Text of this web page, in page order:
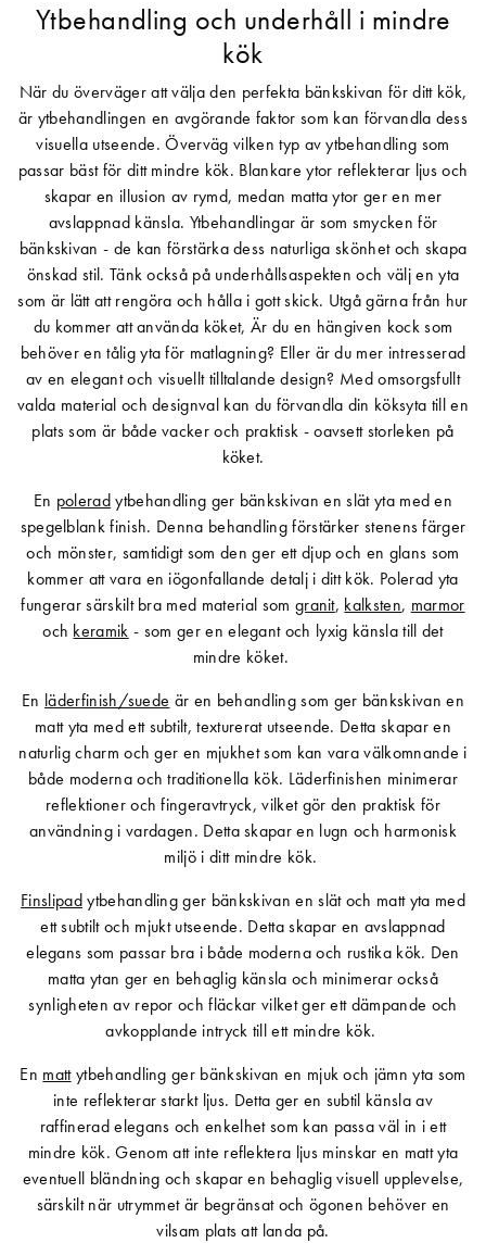
Ytbehandling och underhåll i mindre
kök
När du överväger att välja den perfekta bänkskivan för ditt kök,
är ytbehandlingen en avgörande faktor som kan förvandla dess
visuella utseende. Överväg vilken typ av ytbehandling som
passar bäst för ditt mindre kök. Blankare ytor reflekterar ljus och
skapar en illusion av rymd, medan matta ytor ger en mer
avslappnad känsla. Ytbehandlingar är som smycken för
bänkskivan - de kan förstärka dess naturliga skönhet och skapa
önskad stil. Tänk också på underhållsaspekten och välj en yta
som är lätt att rengöra och hålla i gott skick. Utgå gärna från hur
du kommer att använda köket, Är du en hängiven kock som
behöver en tålig yta för matlagning? Eller är du mer intresserad
av en elegant och visuellt tilltalande design? Med omsorgsfullt
valda material och designval kan du förvandla din köksyta till en
plats som är både vacker och praktisk - oavsett storleken på
köket.
En poleradytbehandling ger bänkskivan en slät yta med en
spegelblank finish. Denna behandling förstärker stenens färger
och mönster, samtidigt som den ger ett djup och en glans som
kommer att vara en iögonfallande detalj i ditt kök. Polerad yta
fungerar särskilt bra med material som granit, kalksten, marmor
och keramik - som ger en elegant och lyxig känsla till det
mindre köket.
En läderfinish/suede är en behandling som ger bänkskivan en
matt yta med ett subtilt, texturerat utseende. Detta skapar en
naturlig charm och ger en mjukhet som kan vara välkomnande i
både moderna och traditionella kök. Läderfinishen minimerar
reflektioner och fingeravtryck, vilket gör den praktisk för
användning i vardagen. Detta skapar en lugn och harmonisk
miljö i ditt mindre kök.
Finslipadytbehandling ger bänkskivan en slät och matt yta med
ett subtilt och mjukt utseende. Detta skapar en avslappnad
elegans som passar bra i både moderna och rustika kök. Den
matta ytan ger en behaglig känsla och minimerar också
synligheten av repor och fläckar vilket ger ett dämpande och
avkopplande intryck till ett mindre kök.
En mattytbehandling ger bänkskivan en mjuk och jämn yta som
inte reflekterar starkt ljus. Detta ger en subtil känsla av
raffinerad elegans och enkelhet som kan passa väl in i ett
mindre kök. Genom att inte reflektera ljus minskar en matt yta
eventuell bländning och skapar en behaglig visuell upplevelse,
särskilt när utrymmet är begränsat och ögonen behöver en
vilsam plats att landa på.